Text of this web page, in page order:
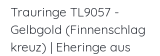
Trauringe TL9057 -
Gelbgold (Finnenschlag
kreuz) | Eheringe aus